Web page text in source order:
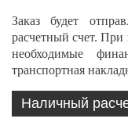
Заказ будет
расчетный счет. При
необходимые
транспортная
Наличный